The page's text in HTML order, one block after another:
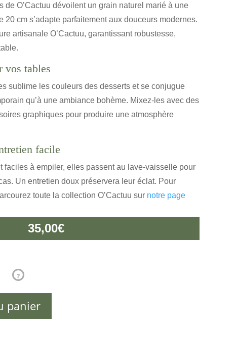
de O’Cactuu dévoilent un grain naturel marié à une
20 cm s’adapte parfaitement aux douceurs modernes.
artisanale O’Cactuu, garantissant robustesse,
vos tables
sublime les couleurs des desserts et se conjugue
qu’à une ambiance bohème. Mixez-les avec des
graphiques pour produire une atmosphère
facile
faciles à empiler, elles passent au lave-vaisselle pour
Un entretien doux préservera leur éclat. Pour
toute la collection O’Cactuu sur notre page
35,00€
?
panier